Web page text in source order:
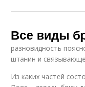
Все виды
разновидность
штанин и
Из каких частей